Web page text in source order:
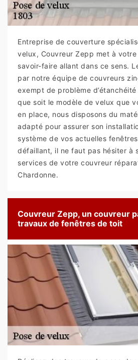
Entreprise de couverture
velux, Couvreur Zepp met à
savoir-faire allant dans ce sens.
par notre équipe de couvreurs
exempt de problème d’étanchéité
que soit le modèle de velux que
en place, nous disposons du
adapté pour assurer son
système de vos actuelles
défaillant, il ne faut pas hésiter à
services de votre couvreur
Chardonne.
Couvreur Zepp, un couvreur
travaux de fenêtres de toit